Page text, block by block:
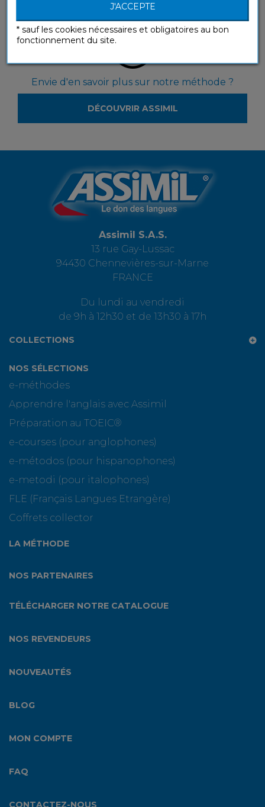
Envie d'en savoir plus sur notre méthode ?
DÉCOUVRIR ASSIMIL
Assimil S.A.S.
13 rue Gay-Lussac
94430 Chennevières-sur-Marne
FRANCE
Du lundi au vendredi
de 9h à 12h30 et de 13h30 à 17h
COLLECTIONS
NOS SÉLECTIONS
e-méthodes
Apprendre l'anglais avec Assimil
Préparation au TOEIC®
e-courses (pour anglophones)
e-métodos (pour hispanophones)
e-metodi (pour italophones)
FLE (Français Langues Etrangère)
Coffrets collector
LA MÉTHODE
NOS PARTENAIRES
TÉLÉCHARGER NOTRE CATALOGUE
NOS REVENDEURS
NOUVEAUTÉS
BLOG
MON COMPTE
FAQ
CONTACTEZ-NOUS
J'ACCEPTE
* sauf les cookies nécessaires et obligatoires au bon
fonctionnement du site.